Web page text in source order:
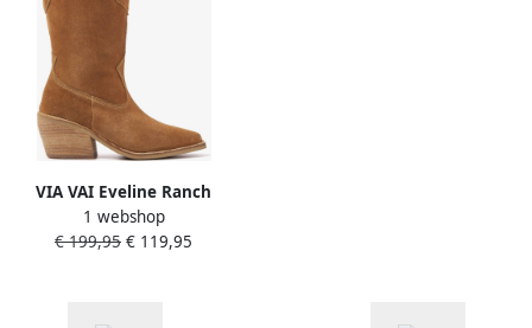
VIA VAI Eveline Ranch
Enkellaarsjes dames Cognac
1 webshop
€ 199,95 € 119,95